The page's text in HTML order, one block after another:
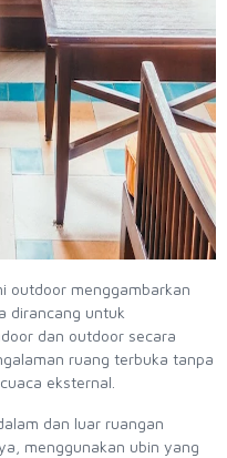
outdoor menggambarkan
dirancang untuk
dan outdoor secara
ruang terbuka tanpa
eksternal.
dan luar ruangan
menggunakan ubin yang